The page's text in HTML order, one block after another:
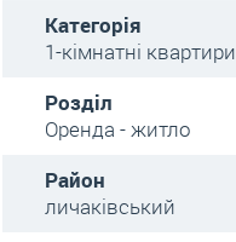
Категорія
1-кімнатні квартири
Розділ
Оренда - житло
Район
личаківський